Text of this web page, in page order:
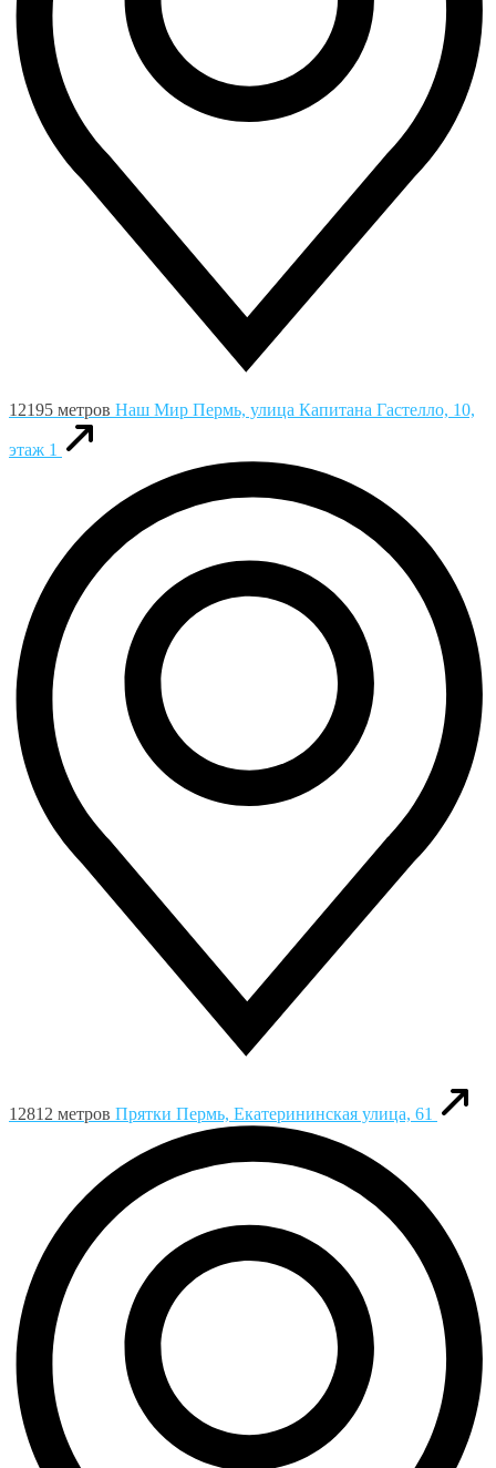
12195 метров Наш Мир Пермь, улица Капитана Гастелло, 10,
этаж 1
12812 метров Прятки Пермь, Екатерининская улица, 61